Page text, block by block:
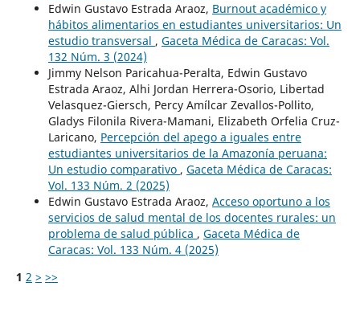
Edwin Gustavo Estrada Araoz, Burnout académico y
hábitos alimentarios en estudiantes universitarios: Un
estudio transversal , Gaceta Médica de Caracas: Vol.
132 Núm. 3 (2024)
Jimmy Nelson Paricahua-Peralta, Edwin Gustavo
Estrada Araoz, Alhi Jordan Herrera-Osorio, Libertad
Velasquez-Giersch, Percy Amílcar Zevallos-Pollito,
Gladys Filonila Rivera-Mamani, Elizabeth Orfelia Cruz-
Laricano, Percepción del apego a iguales entre
estudiantes universitarios de la Amazonía peruana:
Un estudio comparativo , Gaceta Médica de Caracas:
Vol. 133 Núm. 2 (2025)
Edwin Gustavo Estrada Araoz, Acceso oportuno a los
servicios de salud mental de los docentes rurales: un
problema de salud pública , Gaceta Médica de
Caracas: Vol. 133 Núm. 4 (2025)
1 2 > >>